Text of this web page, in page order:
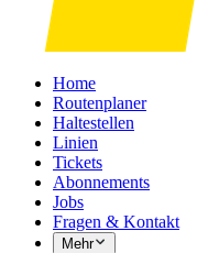
Home
Routenplaner
Haltestellen
Linien
Tickets
Abonnements
Jobs
Fragen & Kontakt
Mehr